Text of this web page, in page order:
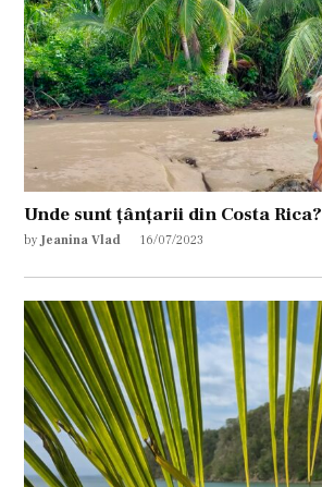
Unde sunt țânțarii din Costa Rica?
by Jeanina Vlad 16/07/2023